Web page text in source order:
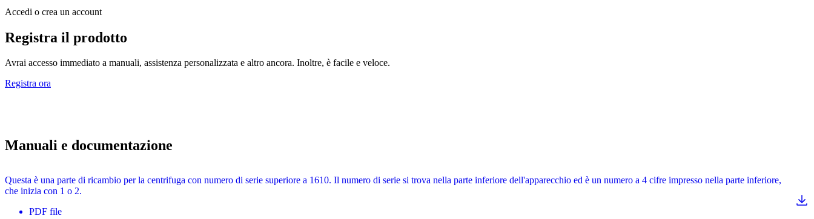
Accedi o crea un account
Registra il prodotto
Avrai accesso immediato a manuali, assistenza personalizzata e altro ancora. Inoltre, è facile e veloce.
Registra ora
Manuali e documentazione
Questa è una parte di ricambio per la centrifuga con numero di serie superiore a 1610. Il numero di serie si trova nella parte inferiore dell'apparecchio ed è un numero a 4 cifre impresso nella parte inferiore,
che inizia con 1 o 2.
PDF file